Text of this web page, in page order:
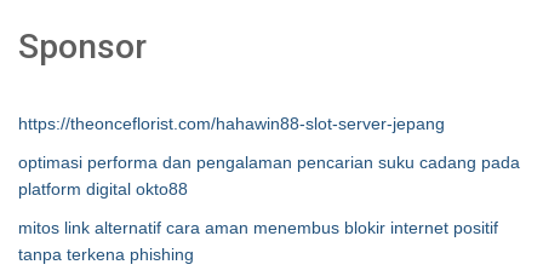
Sponsor
https://theonceflorist.com/hahawin88-slot-server-jepang
optimasi performa dan pengalaman pencarian suku cadang pada
platform digital okto88
mitos link alternatif cara aman menembus blokir internet positif
tanpa terkena phishing